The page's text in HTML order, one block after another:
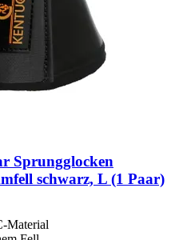
Sprungglocken
schwarz, L (1 Paar)
Material